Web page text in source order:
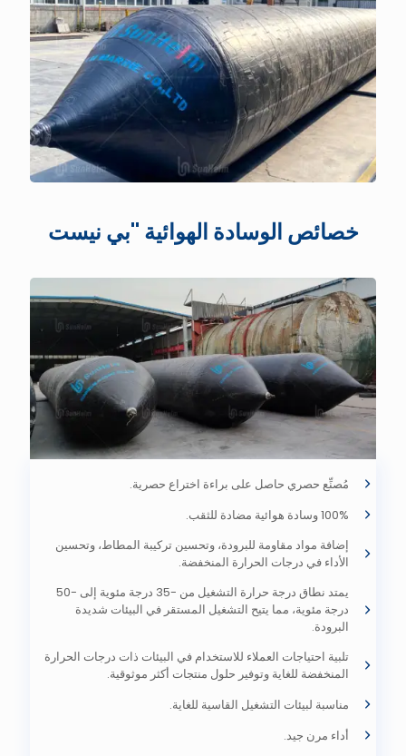
خصائص الوسادة الهوائية "بي نيست
مُصنِّع حصري حاصل على براءة اختراع حصرية.
100% وسادة هوائية مضادة للثقب.
إضافة مواد مقاومة للبرودة، وتحسين تركيبة المطاط، وتحسين
الأداء في درجات الحرارة المنخفضة.
يمتد نطاق درجة حرارة التشغيل من -35 درجة مئوية إلى -50
درجة مئوية، مما يتيح التشغيل المستقر في البيئات شديدة
البرودة.
تلبية احتياجات العملاء للاستخدام في البيئات ذات درجات الحرارة
المنخفضة للغاية وتوفير حلول منتجات أكثر موثوقية.
مناسبة لبيئات التشغيل القاسية للغاية.
أداء مرن جيد.